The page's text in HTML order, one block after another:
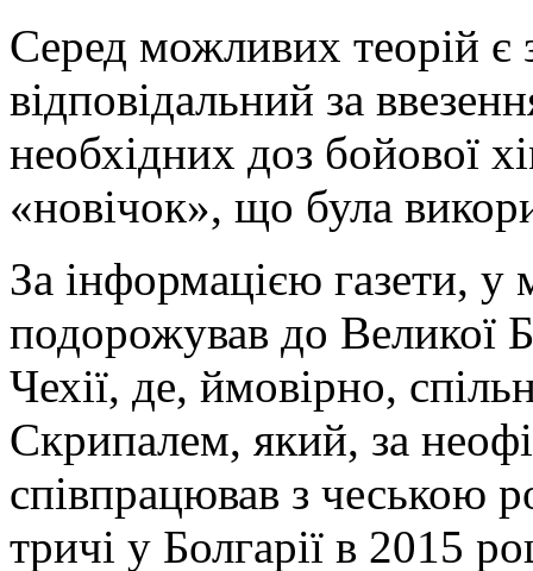
Серед можливих теорій є
відповідальний за
необхідних доз бойової
«новічок», що була
За інформацією газети,
подорожував до Великої
Чехії, де, ймовірно,
Скрипалем, який, за
співпрацював з чеською
тричі у Болгарії в 2015